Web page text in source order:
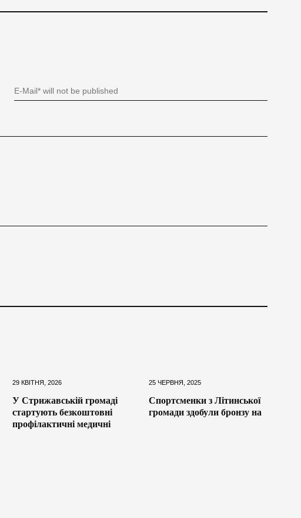
29 КВІТНЯ, 2026
У Стрижавській громаді
стартують безкоштовні
профілактичні медичні
25 ЧЕРВНЯ, 2025
Спортсменки з Літинської
громади здобули бронзу на